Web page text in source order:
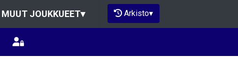
MUUT JOUKKUEET▾ Arkisto▾